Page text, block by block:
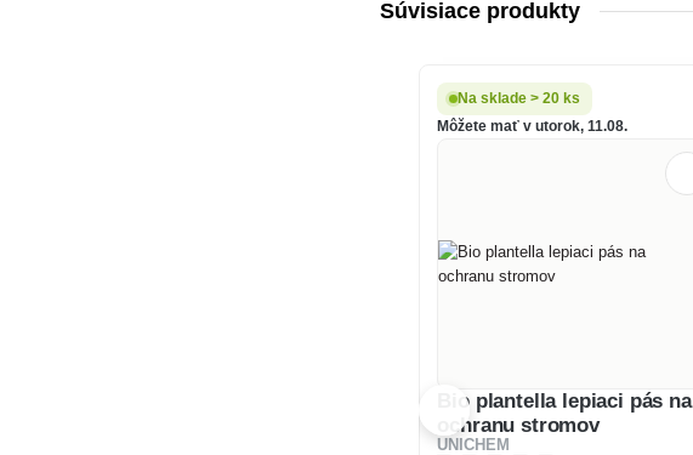
Súvisiace produkty
Na sklade > 20 ks
Môžete mať v utorok, 11.08.
Bio plantella lepiaci pás na
ochranu stromov
UNICHEM